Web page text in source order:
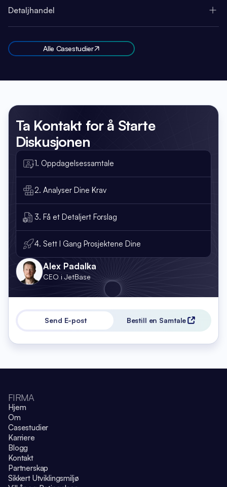
Detaljhandel
Alle Casestudier
Ta Kontakt for å Starte
Diskusjonen
1. Oppdagelsessamtale
2. Analyser Dine Krav
3. Få et Detaljert Forslag
4. Sett I Gang Prosjektene Dine
Alex Padalka
CEO i JetBase
Send E-post Bestill en Samtale
FIRMA
Hjem
Om
Casestudier
Karriere
Blogg
Kontakt
Partnerskap
Sikkert Utviklingsmiljø